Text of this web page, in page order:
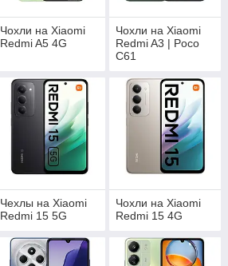
Чохли на Xiaomi
Redmi A5 4G
Чохли на Xiaomi
Redmi A3 | Poco
C61
Чехлы на Xiaomi
Redmi 15 5G
Чохли на Xiaomi
Redmi 15 4G